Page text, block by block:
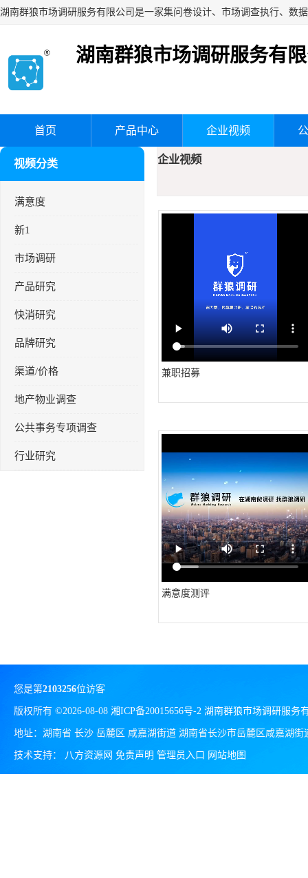
湖南群狼市场调研服务有
首页 产品中心 企业视频
视频分类
满意度
新1
市场调研
产品研究
快消研究
品牌研究
渠道/价格
地产物业调查
公共事务专项调查
行业研究
企业视频
兼职招募
满意度测评
您是第2103256位访客
版权所有 ©2026-08-08 湘ICP备20015656号-2 湖南群狼市场调研服务
地址：湖南省 长沙 岳麓区 咸嘉湖街道 湖南省长沙市岳麓区咸嘉湖街
技术支持： 八方资源网 免责声明 管理员入口 网站地图